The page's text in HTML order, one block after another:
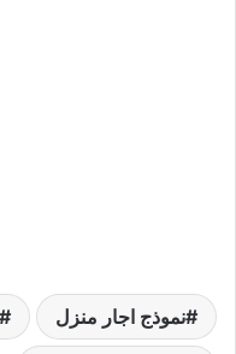
نموذج اجار منزل